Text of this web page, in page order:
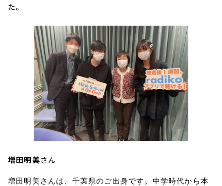
た。
増田明美さん
増田明美さんは、千葉県のご出身です。中学時代から本